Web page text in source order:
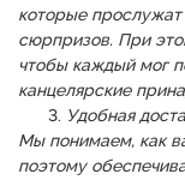
которые прослужат
сюрпризов. При
чтобы каждый мог
канцелярские
Удобная
Мы понимаем, как
поэтому